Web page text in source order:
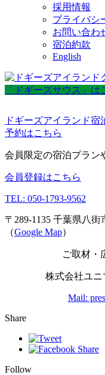
採用情報
プライバシ
お問い合わ
宿泊約款
English
「ドギーズサウス」は
ドギーズアイランド宿
予約はこちら
会員限定の宿泊プラン
会員登録はこちら
TEL: 050-1793-9562
〒289-1135 千葉県八街
（Google Map）
ご取材・
株式会社ユニ
Mail:
Share
Follow